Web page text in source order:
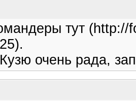
тут (http://
очень рада,